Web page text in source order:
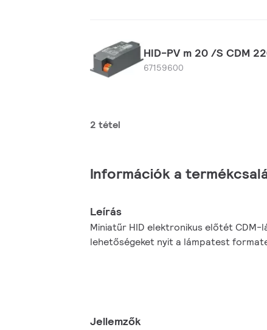
HID-PV m 20 /S CDM
67159600
2 tétel
Információk a
Leírás
Miniatűr HID elektronikus előtét CDM-
lehetőségeket nyit a lámpatest
Jellemzők